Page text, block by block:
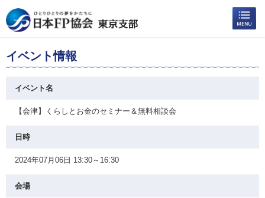
イベント情報
イベント名
【会津】くらしとお金のセミナー＆無料相談会
日時
2024年07月06日 13:30～16:30
会場